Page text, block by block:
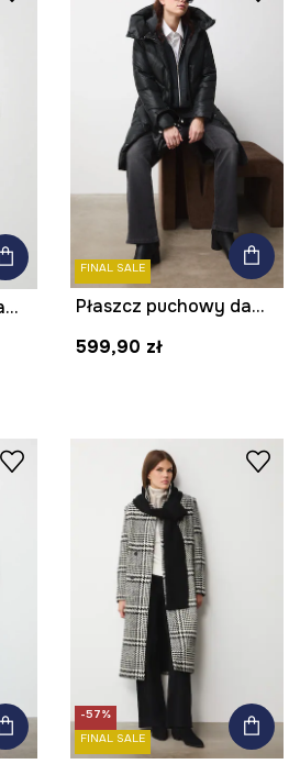
Płaszcz puchowy damski pikowany
FINAL SALE
Płaszcz puchowy damski pikowany
599,90 zł
-57%
FINAL SALE